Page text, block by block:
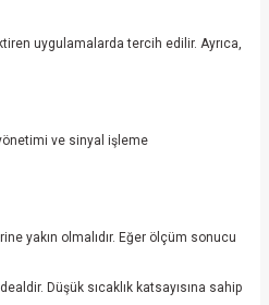
uygulamalarda tercih edilir. Ayrıca,
ve sinyal işleme
yakın olmalıdır. Eğer ölçüm sonucu
Düşük sıcaklık katsayısına sahip